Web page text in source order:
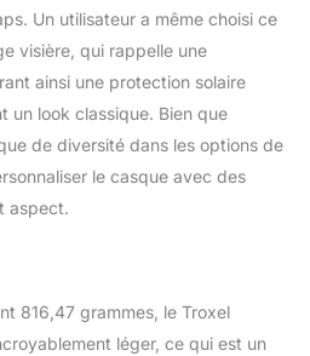
déclaration audacieuse ;
idéal pour assortir
l'équipement de votre
cheval ou exprimer votre
conduisant Ventilation
maximale : les sept
grandes aérations
à l'aise pendant les
longues promenades.
Un utilisateur a même choisi ce
visière, qui rappelle une
ainsi une protection solaire
un look classique. Bien que
de diversité dans les options de
le casque avec des
aspect.
816,47 grammes, le Troxel
léger, ce qui est un